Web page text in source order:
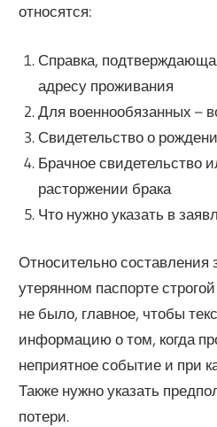
относятся:
Справка,
адресу проживания
Для военнообязанных –
Свидетельство о
Брачное свидетельство
расторжении брака
Что нужно указать в
Относительно составления
утерянном паспорте
не было, главное, чтобы
информацию о том, когда
неприятное событие и при
Также нужно указать
потери.